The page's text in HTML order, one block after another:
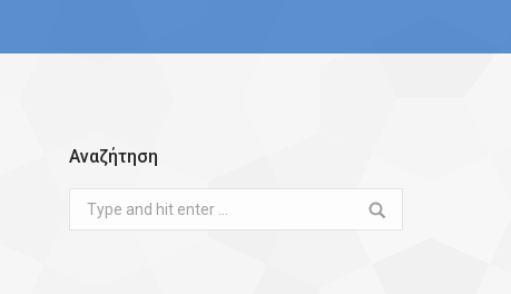
Αναζήτηση
Search: